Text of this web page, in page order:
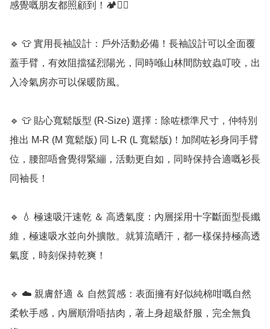
感覺嘅朋友都照顧到！🏕️🚶‍♂️
🔹 👕 實用長袖設計：戶外活動必備！長袖設計可以全面覆
蓋手臂，有效阻擋猛烈陽光，同時喺山林間防蚊蟲叮咬，出
入冷氣房亦可以保暖防風。
🔹 👕 貼心寬鬆版型 (R-Size) 選擇：除咗標準尺寸，仲特別
推出 M-R (M 寬鬆版) 同 L-R (L 寬鬆版)！加闊咗衫身同手臂
位，腰部唔會覺得緊繃，活動更自如，同時保持合適嘅衫長
同袖長！
🔹 💧 極速吸汗速乾 ＆ 高透氣度：內層採用十字斷面型長纖
維，極速吸水並向外擴散。就算流晒汗，都一樣保持極高透
氣度，時刻保持乾爽！
🔹 ☁️ 親膚舒適 ＆ 自然質感：表面擁有好似純棉咁嘅自然
柔軟手感，內層順滑唔拮肉，著上身超級舒服，完全無負